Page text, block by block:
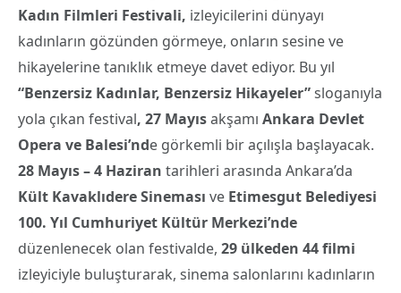
Kadın Filmleri Festivali, izleyicilerini dünyayı
kadınların gözünden görmeye, onların sesine ve
hikayelerine tanıklık etmeye davet ediyor. Bu yıl
“Benzersiz Kadınlar, Benzersiz Hikayeler”sloganıyla
yola çıkan festival, 27 Mayısakşamı Ankara Devlet
Opera ve Balesi’nde görkemli bir açılışla başlayacak.
28 Mayıs – 4 Haziran tarihleri arasında Ankara’da
Kült Kavaklıdere Sineması ve Etimesgut Belediyesi
100. Yıl Cumhuriyet Kültür Merkezi’nde
düzenlenecek olan festivalde, 29 ülkeden 44 filmi
izleyiciyle buluşturarak, sinema salonlarını kadınların